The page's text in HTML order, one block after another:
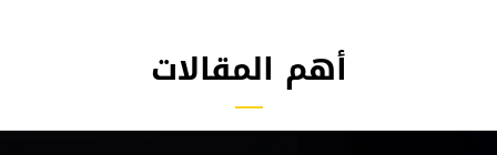
أهم المقالات